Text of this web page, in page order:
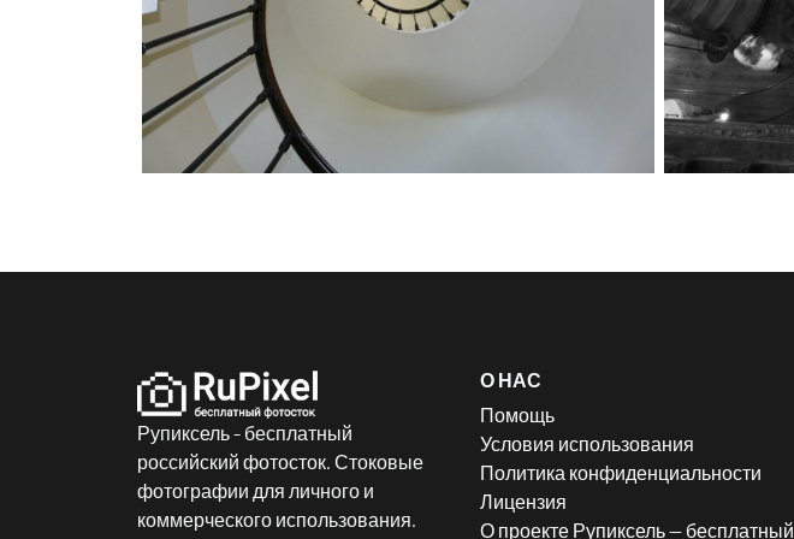
Рупиксель - бесплатный
российский фотосток. Стоковые
фотографии для личного и
коммерческого использования.
О НАС
Помощь
Условия использования
Политика конфиденциальности
Лицензия
О проекте Рупиксель — бесплатный